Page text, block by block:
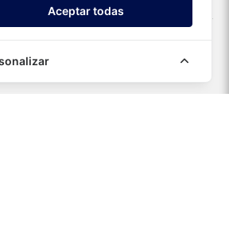
Aceptar todas